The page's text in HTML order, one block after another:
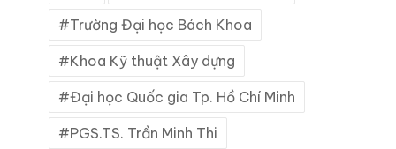
Trường Đại học Bách Khoa
Khoa Kỹ thuật Xây dựng
Đại học Quốc gia Tp. Hồ Chí Minh
PGS.TS. Trần Minh Thi